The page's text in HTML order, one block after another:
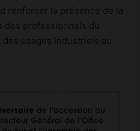
renforcer la présence de la
des professionnels du
usages industriels au